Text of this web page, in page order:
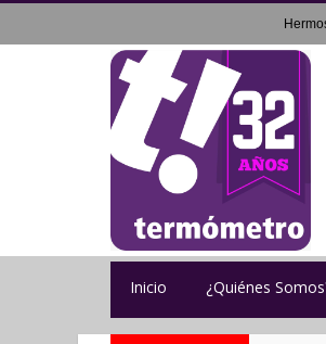
Inicio ¿Quiénes